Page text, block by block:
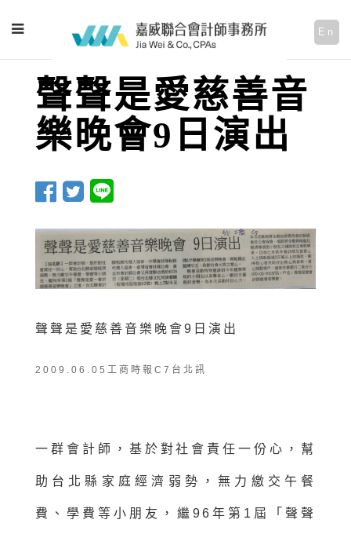
En
聲聲是愛慈善音
樂晚會9日演出
聲聲是愛慈善音樂晚會9日演出
2009.06.05工商時報C7台北訊
一群會計師，基於對社會責任一份心，幫
助台北縣家庭經濟弱勢，無力繳交午餐
費、學費等小朋友，繼96年第1屆「聲聲